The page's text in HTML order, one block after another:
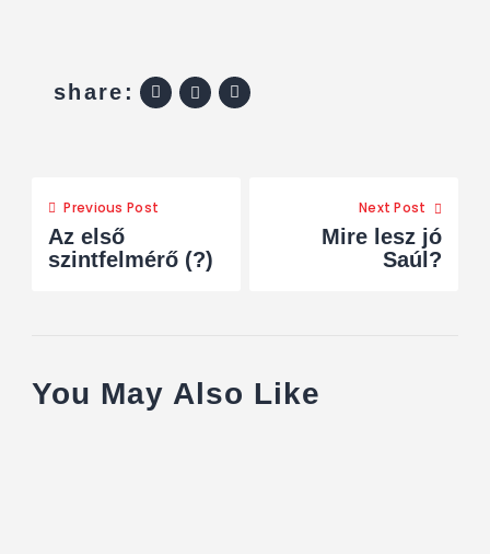
share:
Previous Post
Az első
szintfelmérő (?)
Next Post
Mire lesz jó
Saúl?
You May Also Like